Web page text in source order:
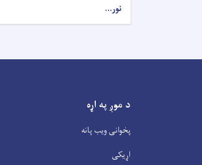
نور...
د موږ په اړه
پخوانی ویب پانه
اړیکی